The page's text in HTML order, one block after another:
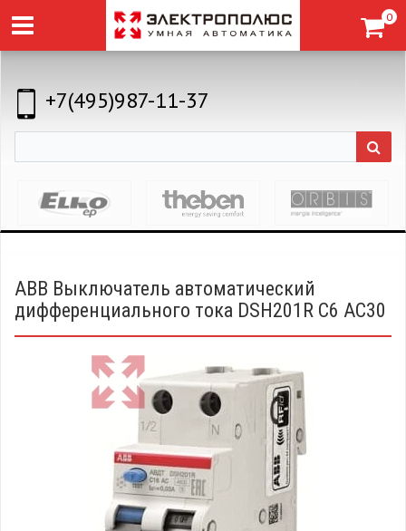
0
+7(495)987-11-37
ABB Выключатель автоматический
дифференциального тока DSH201R C6 AC30